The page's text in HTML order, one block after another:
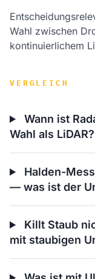
Wahl zwischen
kontinuierlichem
VERGLEICH
Wann ist
Wahl als LiDAR?
Halden-
— was ist der
Killt Staub
mit staubigen